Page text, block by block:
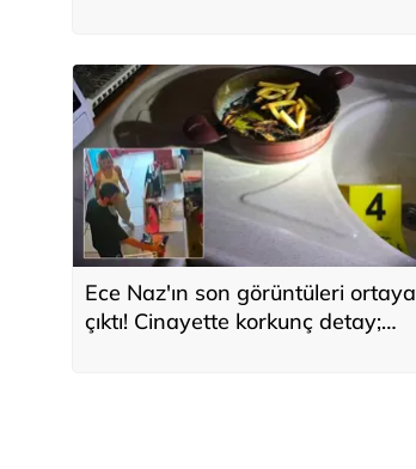
Ece Naz'ın son görüntüleri ortaya
çıktı! Cinayette korkunç detay;